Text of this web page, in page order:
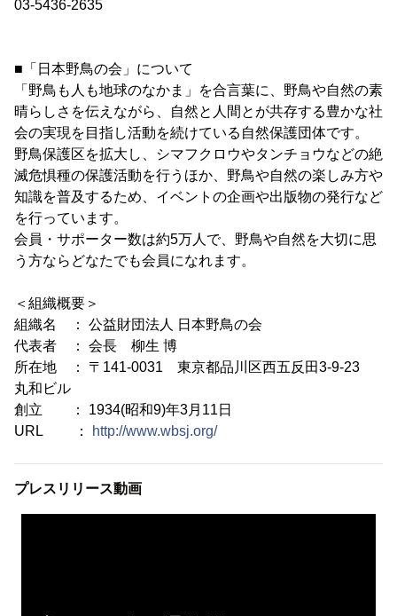
03-5436-2635
■「日本野鳥の会」について
「野鳥も人も地球のなかま」を合言葉に、野鳥や自然の素
晴らしさを伝えながら、自然と人間とが共存する豊かな社
会の実現を目指し活動を続けている自然保護団体です。
野鳥保護区を拡大し、シマフクロウやタンチョウなどの絶
滅危惧種の保護活動を行うほか、野鳥や自然の楽しみ方や
知識を普及するため、イベントの企画や出版物の発行など
を行っています。
会員・サポーター数は約5万人で、野鳥や自然を大切に思
う方ならどなたでも会員になれます。
＜組織概要＞
組織名 ： 公益財団法人 日本野鳥の会
代表者 ： 会長 柳生 博
所在地 ： 〒141-0031 東京都品川区西五反田3-9-23
丸和ビル
創立 ： 1934(昭和9)年3月11日
URL ：
http://www.wbsj.org/
プレスリリース動画